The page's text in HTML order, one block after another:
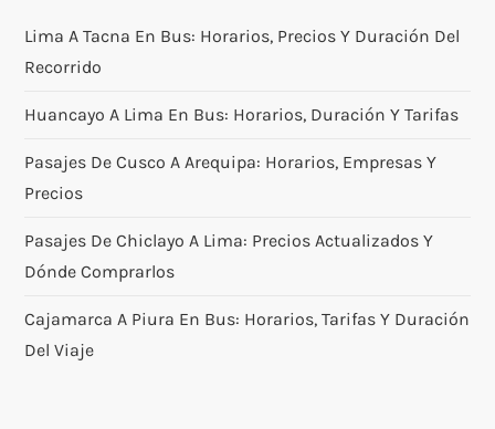
Lima A Tacna En Bus: Horarios, Precios Y Duración Del
Recorrido
Huancayo A Lima En Bus: Horarios, Duración Y Tarifas
Pasajes De Cusco A Arequipa: Horarios, Empresas Y
Precios
Pasajes De Chiclayo A Lima: Precios Actualizados Y
Dónde Comprarlos
Cajamarca A Piura En Bus: Horarios, Tarifas Y Duración
Del Viaje